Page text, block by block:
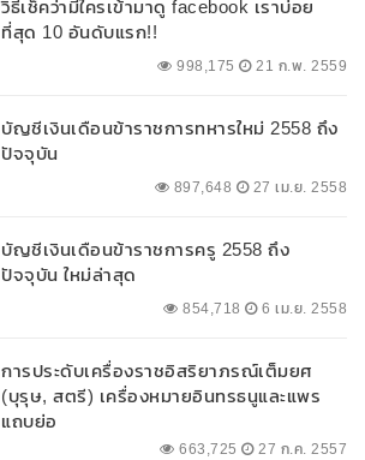
วิธีเช็คว่ามีใครเข้ามาดู facebook เราบ่อย
ที่สุด 10 อันดับแรก!!
998,175 21 ก.พ. 2559
บัญชีเงินเดือนข้าราชการทหารใหม่ 2558 ถึง
ปัจจุบัน
897,648 27 เม.ย. 2558
บัญชีเงินเดือนข้าราชการครู 2558 ถึง
ปัจจุบัน ใหม่ล่าสุด
854,718 6 เม.ย. 2558
การประดับเครื่องราชอิสริยาภรณ์เต็มยศ
(บุรุษ, สตรี) เครื่องหมายอินทรธนูและแพร
แถบย่อ
663,725 27 ก.ค. 2557